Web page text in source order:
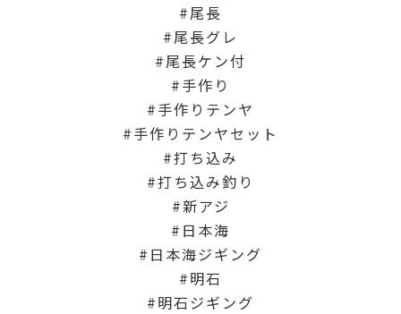
尾長
尾長グレ
尾長ケン付
手作り
手作りテンヤ
手作りテンヤセット
打ち込み
打ち込み釣り
新アジ
日本海
日本海ジギング
明石
明石ジギング